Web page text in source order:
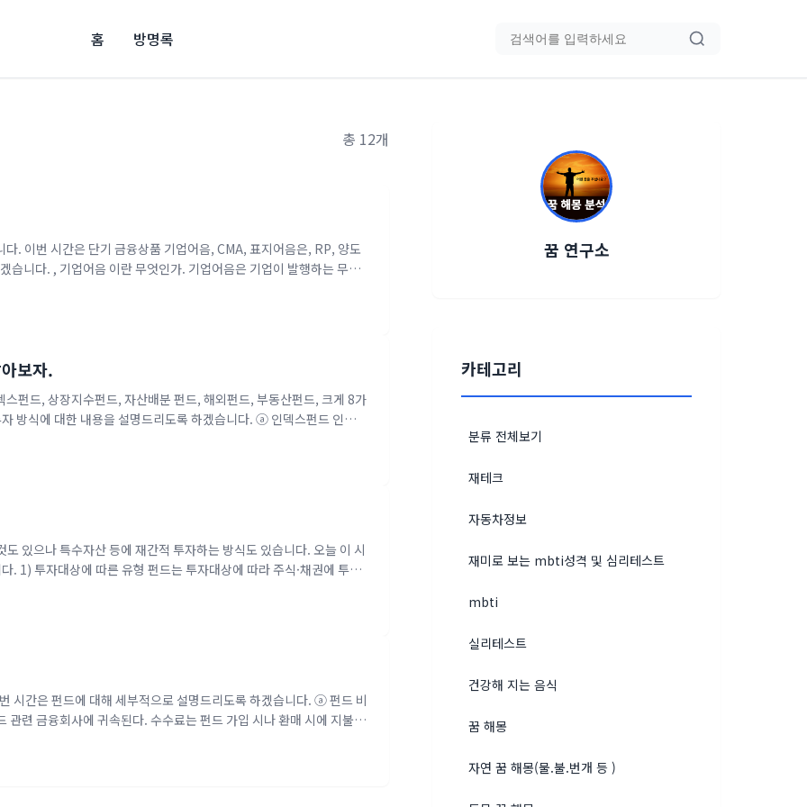
홈 방명록 블로그 검색
총 12개
. 이번 시간은 단기 금융상품 기업어음, CMA, 표지어음은, RP, 양도
습니다. , 기업어음 이란 무엇인가. 기업어음은 기업이 발행하는 무담
보자.
펀드, 상장지수펀드, 자산배분 펀드, 해외펀드, 부동산펀드, 크게 8가
방식에 대한 내용을 설명드리도록 하겠습니다. ⓐ 인덱스펀드 인덱스
있으나 특수자산 등에 재간적 투자하는 방식도 있습니다. 오늘 이 시
. 1) 투자대상에 따른 유형 펀드는 투자대상에 따라 주식·채권에 투자
시간은 펀드에 대해 세부적으로 설명드리도록 하겠습니다. ⓐ 펀드 비
관련 금융회사에 귀속된다. 수수료는 펀드 가입 시나 환매 시에 지불하
꿈 연구소
카테고리
분류 전체보기
재테크
자동차정보
재미로 보는 mbti성격 및 심리테스트
mbti
실리테스트
건강해 지는 음식
꿈 해몽
자연 꿈 해몽(물.불.번개 등 )